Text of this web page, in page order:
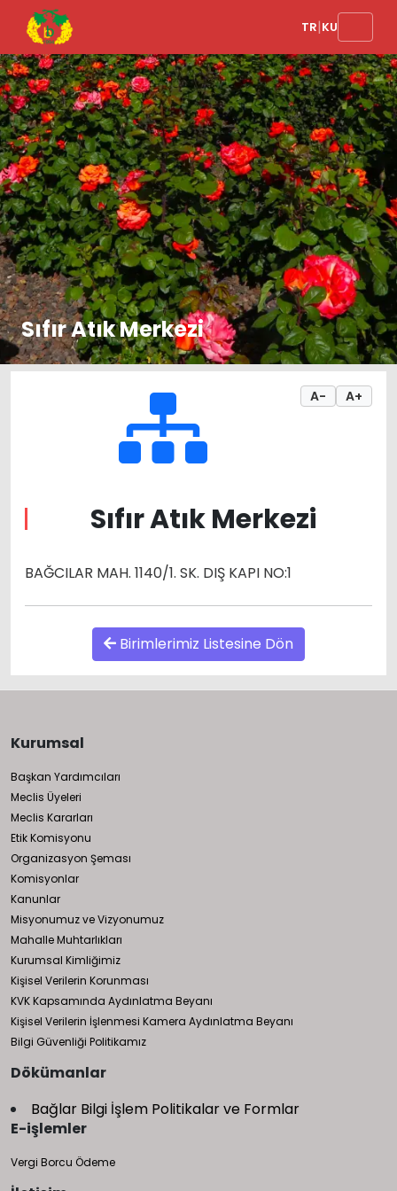
TR|KU
Sıfır Atık Merkezi
A- A+
Sıfır Atık Merkezi
BAĞCILAR MAH. 1140/1. SK. DIŞ KAPI NO:1
Birimlerimiz Listesine Dön
Kurumsal
Başkan Yardımcıları
Meclis Üyeleri
Meclis Kararları
Etik Komisyonu
Organizasyon Şeması
Komisyonlar
Kanunlar
Misyonumuz ve Vizyonumuz
Mahalle Muhtarlıkları
Kurumsal Kimliğimiz
Kişisel Verilerin Korunması
KVK Kapsamında Aydınlatma Beyanı
Kişisel Verilerin İşlenmesi Kamera Aydınlatma Beyanı
Bilgi Güvenliği Politikamız
Dökümanlar
Bağlar Bilgi İşlem Politikalar ve Formlar
E-işlemler
Vergi Borcu Ödeme